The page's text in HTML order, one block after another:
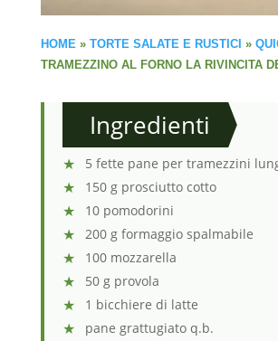
HOME » TORTE SALATE E RUSTICI »
TRAMEZZINO AL FORNO LA RIVINCITA
Ingredienti
5 fette pane per tramezzini
150 g prosciutto cotto
10 pomodorini
200 g formaggio spalmabile
100 mozzarella
50 g provola
1 bicchiere di latte
pane grattugiato q.b.